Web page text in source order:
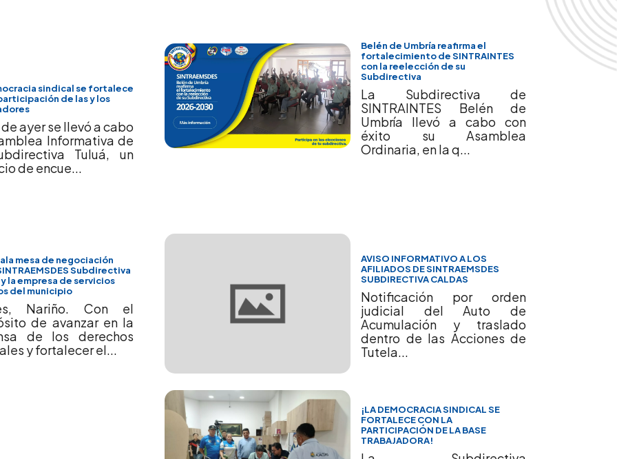
sindical se fortalece
de las y los
de ayer se llevó a cabo
Informativa de
Tuluá, un
de encue...
Belén de Umbría reafirma el
fortalecimiento de SINTRAINTES
con la reelección de su
Subdirectiva
La Subdirectiva de
SINTRAINTES Belén de
Umbría llevó a cabo con
éxito su Asamblea
Ordinaria, en la q...
mesa de negociación
Subdirectiva
la empresa de servicios
del municipio
Nariño. Con el
de avanzar en la
de los derechos
y fortalecer el...
AVISO INFORMATIVO A LOS
AFILIADOS DE SINTRAEMSDES
SUBDIRECTIVA CALDAS
Notificación por orden
judicial del Auto de
Acumulación y traslado
dentro de las Acciones de
Tutela...
¡LA DEMOCRACIA SINDICAL SE
FORTALECE CON LA
PARTICIPACIÓN DE LA BASE
TRABAJADORA!